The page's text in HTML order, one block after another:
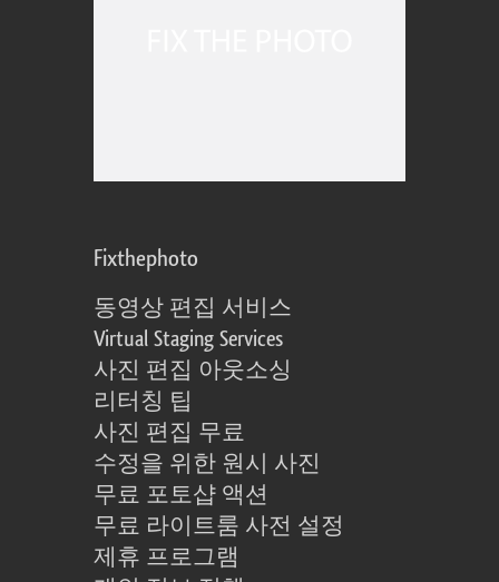
Fixthephoto
동영상 편집 서비스
Virtual Staging Services
사진 편집 아웃소싱
리터칭 팁
사진 편집 무료
수정을 위한 원시 사진
무료 포토샵 액션
무료 라이트룸 사전 설정
제휴 프로그램